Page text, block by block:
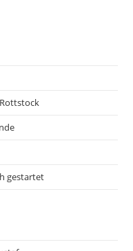
gestartet